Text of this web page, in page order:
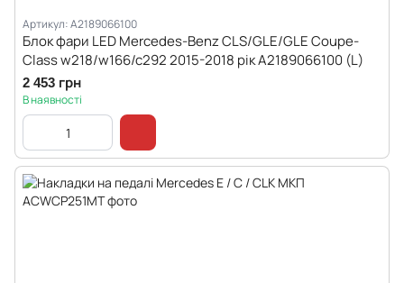
Артикул: A2189066100
Блок фари LED Mercedes-Benz CLS/GLE/GLE Coupe-
Class w218/w166/c292 2015-2018 рік A2189066100 (L)
2 453 грн
В наявності